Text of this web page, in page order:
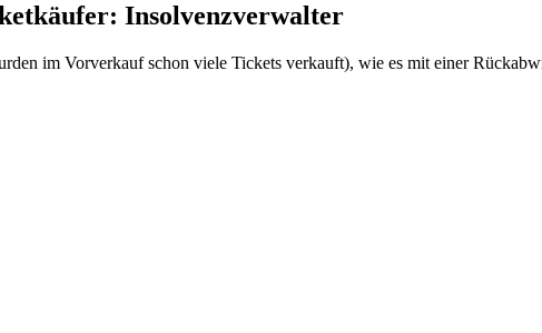
Insolvenzverwalter
im Vorverkauf schon viele Tickets verkauft), wie es mit einer